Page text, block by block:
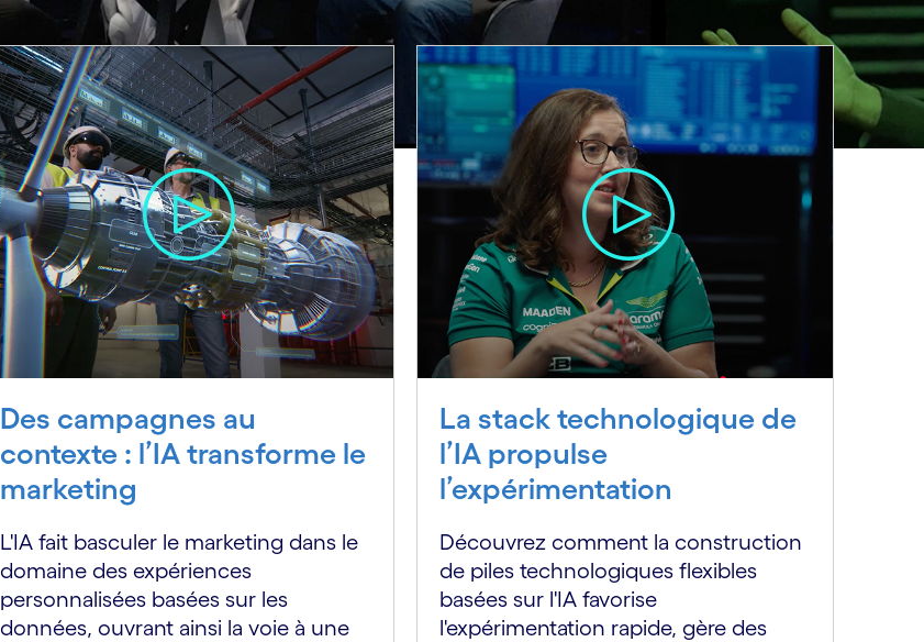
Des campagnes au
contexte : l’IA transforme le
marketing
L'IA fait basculer le marketing dans le
domaine des expériences
personnalisées basées sur les
données, ouvrant ainsi la voie à une
La stack technologique de
l’IA propulse
l’expérimentation
Découvrez comment la construction
de piles technologiques flexibles
basées sur l'IA favorise
l'expérimentation rapide, gère des